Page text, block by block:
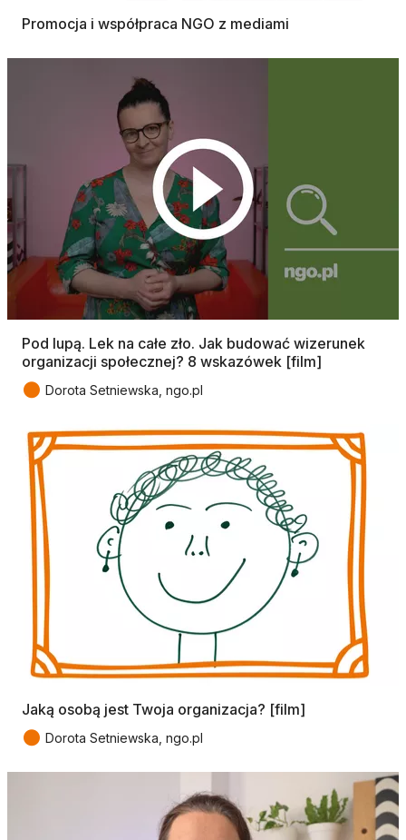
Promocja i współpraca NGO z mediami
Pod lupą. Lek na całe zło. Jak budować wizerunek
organizacji społecznej? 8 wskazówek [film]
● Dorota Setniewska, ngo.pl
Jaką osobą jest Twoja organizacja? [film]
● Dorota Setniewska, ngo.pl